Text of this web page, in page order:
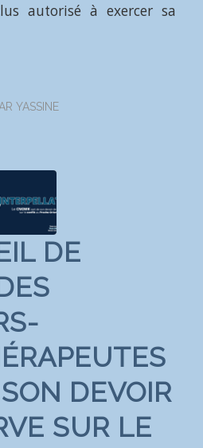
autorisé à exercer sa
YASSINE
DE
DEVOIR
SUR LE